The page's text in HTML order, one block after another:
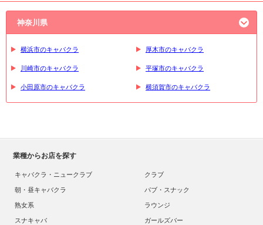
神奈川県
横浜市のキャバクラ 厚木市のキャバクラ
川崎市のキャバクラ 平塚市のキャバクラ
小田原市のキャバクラ 横須賀市のキャバクラ
業種からお店を探す
キャバクラ・ニュークラブ
クラブ
朝・昼キャバクラ
パブ・スナック
熟女系
ラウンジ
スナキャバ
ガールズバー